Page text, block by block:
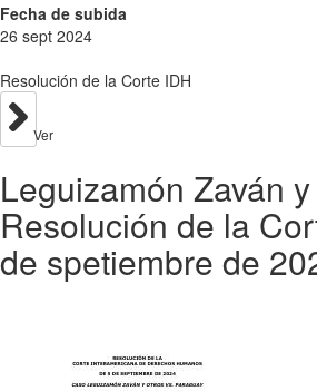
Fecha de subida
26 sept 2024
Resolución de la Corte IDH
Ver
Leguizamón Zaván
Resolución de la
de spetiembre de